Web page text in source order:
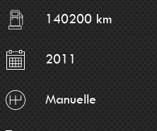
140200 km
2011
Manuelle